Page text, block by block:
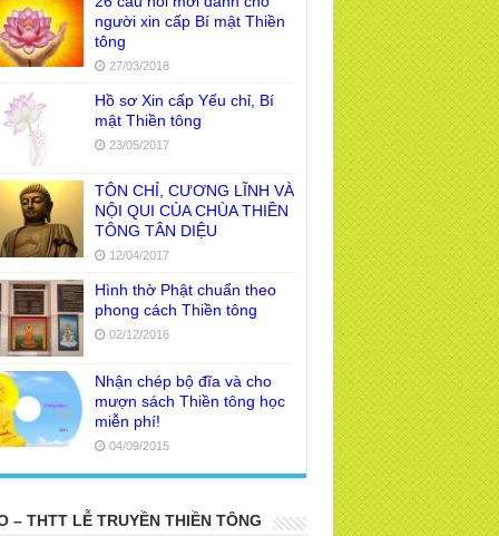
người xin cấp Bí mật Thiền
tông
27/03/2018
Hồ sơ Xin cấp Yếu chỉ, Bí
mật Thiền tông
23/05/2017
TÔN CHỈ, CƯƠNG LĨNH VÀ
NỘI QUI CỦA CHÙA THIỀN
TÔNG TÂN DIỆU
12/04/2017
Hình thờ Phật chuẩn theo
phong cách Thiền tông
02/12/2016
Nhận chép bộ đĩa và cho
mượn sách Thiền tông học
miễn phí!
04/09/2015
– THTT LỄ TRUYỀN THIỀN TÔNG